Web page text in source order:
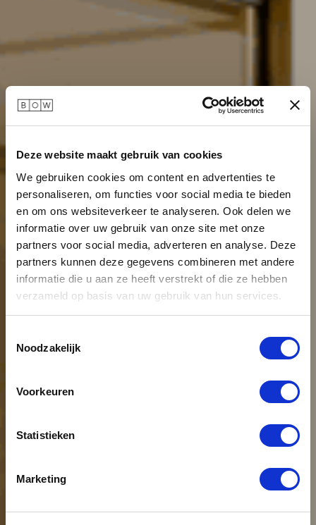
Deze website maakt gebruik van cookies
We gebruiken cookies om content en advertenties te
personaliseren, om functies voor social media te bieden
en om ons websiteverkeer te analyseren. Ook delen we
informatie over uw gebruik van onze site met onze
partners voor social media, adverteren en analyse. Deze
partners kunnen deze gegevens combineren met andere
informatie die u aan ze heeft verstrekt of die ze hebben
verzameld op basis van uw gebruik van hun services.
Noodzakelijk
Voorkeuren
Statistieken
Marketing
The best workspace in
the Netherlands
While you continue working, we will